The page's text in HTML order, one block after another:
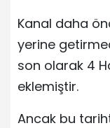
Kanal daha
yerine
son olarak 4
eklemiştir.
Ancak bu